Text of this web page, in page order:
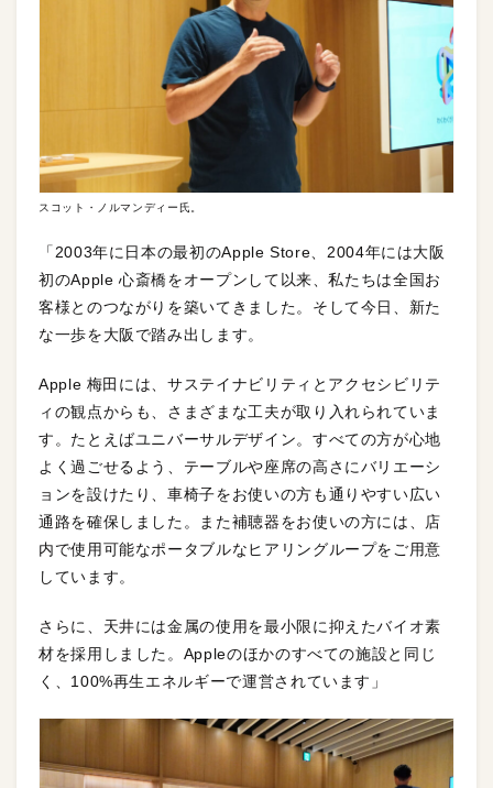
スコット・ノルマンディー氏。
「2003年に日本の最初のApple Store、2004年には大阪
初のApple 心斎橋をオープンして以来、私たちは全国お
客様とのつながりを築いてきました。そして今日、新た
な一歩を大阪で踏み出します。
Apple 梅田には、サステイナビリティとアクセシビリテ
ィの観点からも、さまざまな工夫が取り入れられていま
す。たとえばユニバーサルデザイン。すべての方が心地
よく過ごせるよう、テーブルや座席の高さにバリエーシ
ョンを設けたり、車椅子をお使いの方も通りやすい広い
通路を確保しました。また補聴器をお使いの方には、店
内で使用可能なポータブルなヒアリングループをご用意
しています。
さらに、天井には金属の使用を最小限に抑えたバイオ素
材を採用しました。Appleのほかのすべての施設と同じ
く、100%再生エネルギーで運営されています」